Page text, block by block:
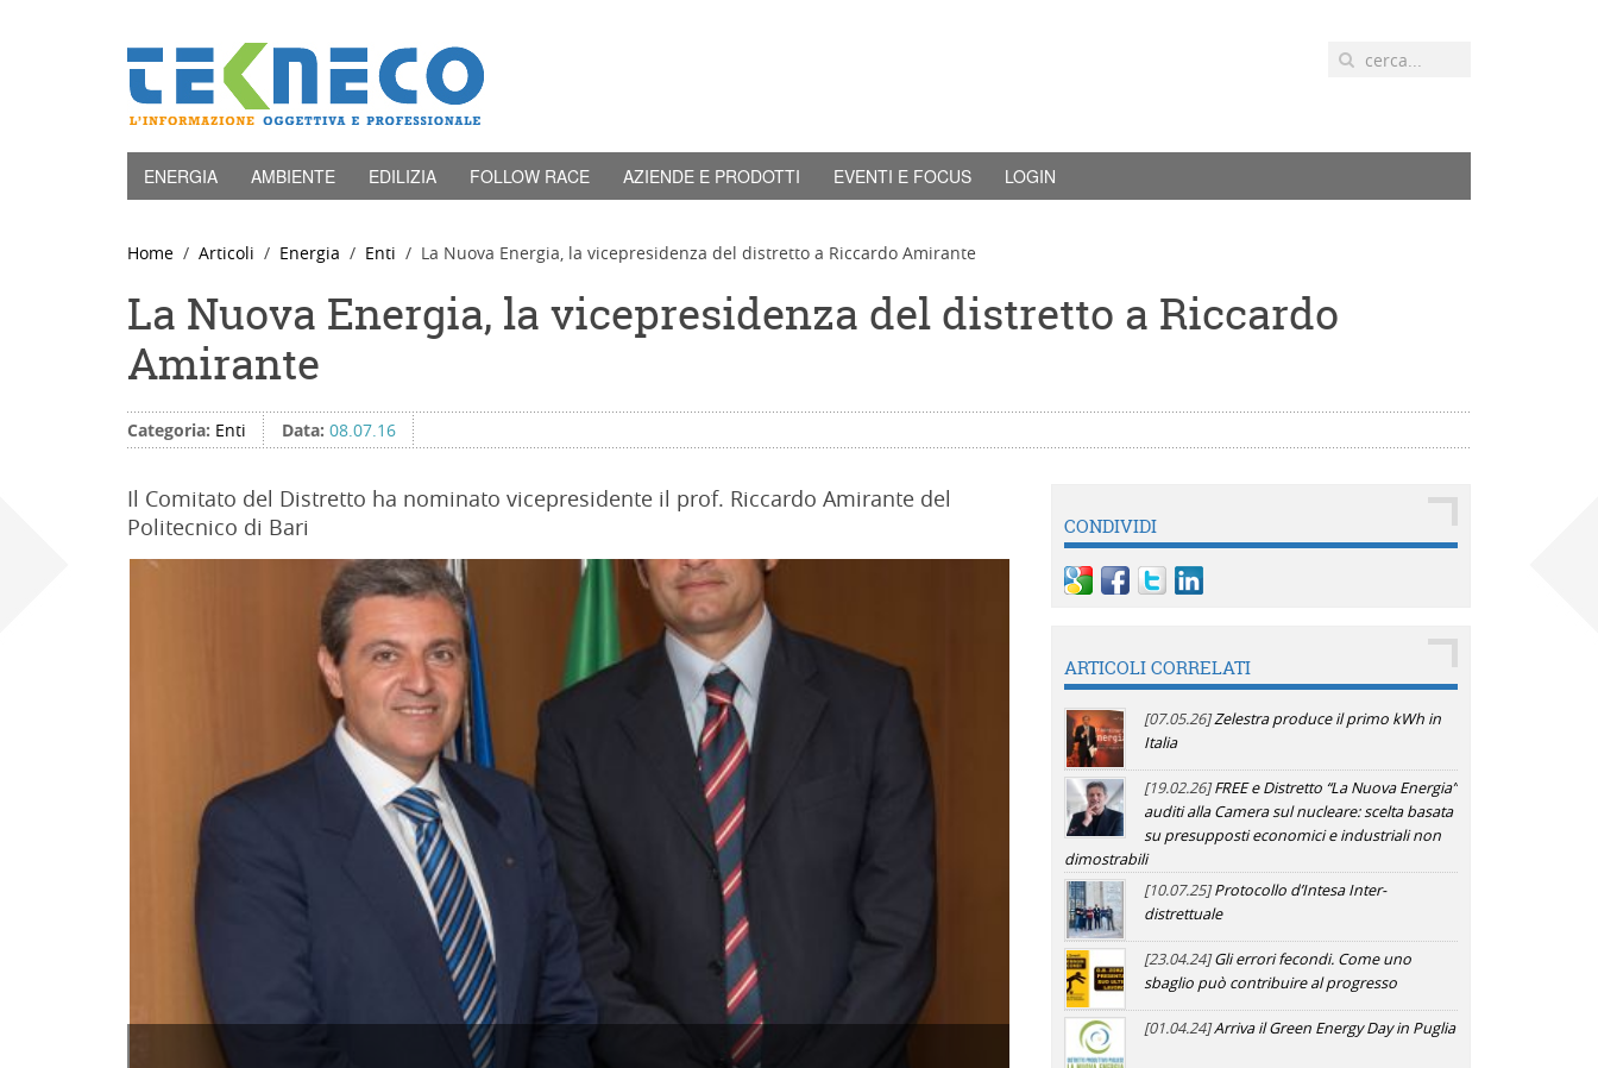
ENERGIA AMBIENTE EDILIZIA FOLLOW RACE AZIENDE E PRODOTTI EVENTI E FOCUS LOGIN
Home Articoli Energia Enti La Nuova Energia, la vicepresidenza del distretto a Riccardo Amirante
La Nuova Energia, la vicepresidenza del distretto a Riccardo
Amirante
Categoria: Enti Data: 08.07.16
Il Comitato del Distretto ha nominato vicepresidente il prof. Riccardo Amirante del
Politecnico di Bari
CONDIVIDI
ARTICOLI CORRELATI
[07.05.26]Zelestra produce il primo kWh in
Italia
[19.02.26]FREE e Distretto “La Nuova Energia”
auditi alla Camera sul nucleare: scelta basata
su presupposti economici e industriali non
dimostrabili
[10.07.25]Protocollo d’Intesa Inter-
distrettuale
[23.04.24]Gli errori fecondi. Come uno
sbaglio può contribuire al progresso
[01.04.24]Arriva il Green Energy Day in Puglia